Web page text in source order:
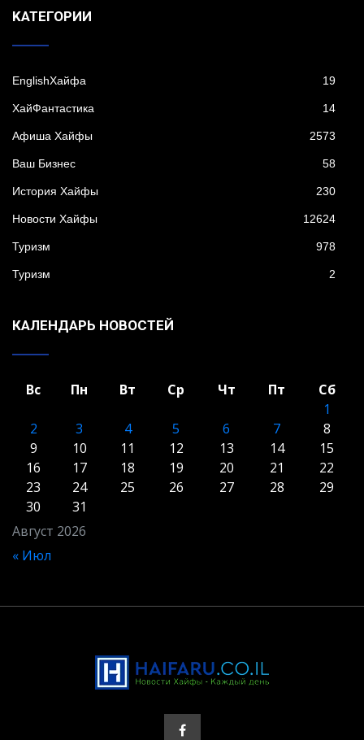
KАТЕГОРИИ
EnglishХайфа 19
XайФантастика 14
Афиша Хайфы 2573
Ваш Бизнес 58
История Хайфы 230
Новости Хайфы 12624
Туризм 978
Туризм 2
КАЛЕНДАРЬ НОВОСТЕЙ
Август 2026
Вс Пн Вт Ср Чт Пт
Сб
1
2
3 4 5 6 7
8
9
10 11 12 13 14
15
16
17 18 19 20 21
22
23
24 25 26 27 28
29
30
31
« Июл